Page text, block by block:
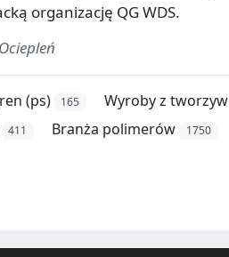
organizację QG WDS.
(ps) 165 Wyroby z tworzyw
411 Branża polimerów 1750